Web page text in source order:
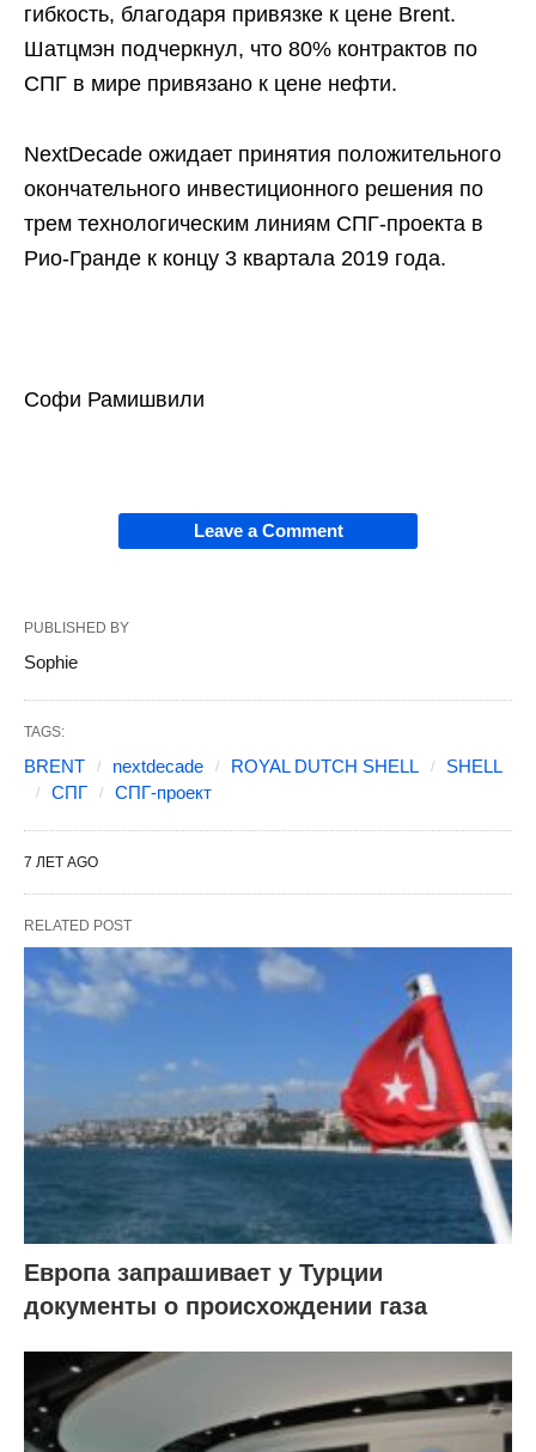
гибкость, благодаря привязке к цене Brent.
Шатцмэн подчеркнул, что 80% контрактов по
СПГ в мире привязано к цене нефти.
NextDecade ожидает принятия положительного
окончательного инвестиционного решения по
трем технологическим линиям СПГ-проекта в
Рио-Гранде к концу 3 квартала 2019 года.
Софи Рамишвили
Leave a Comment
PUBLISHED BY
Sophie
TAGS:
BRENT nextdecade ROYAL DUTCH SHELL
SHELL
СПГ
СПГ-проект
7 ЛЕТ AGO
RELATED POST
Европа запрашивает у Турции
документы о происхождении газа